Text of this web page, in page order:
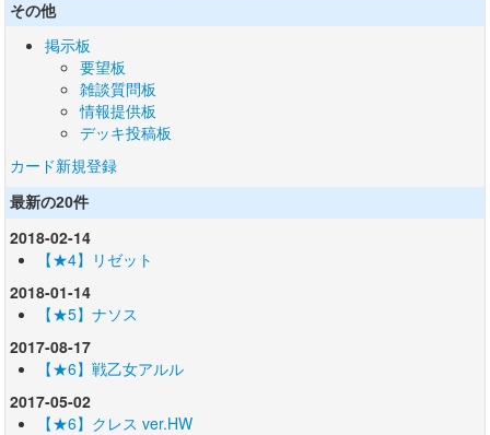
その他
掲示板
要望板
雑談質問板
情報提供板
デッキ投稿板
カード新規登録
最新の20件
2018-02-14
【★4】リゼット
2018-01-14
【★5】ナソス
2017-08-17
【★6】戦乙女アルル
2017-05-02
【★6】クレス ver.HW